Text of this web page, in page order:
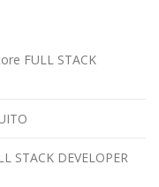
FULL STACK
STACK DEVELOPER